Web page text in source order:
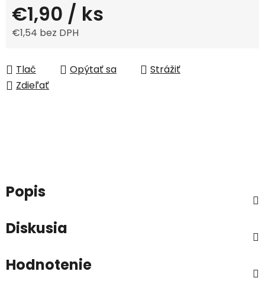
€1,90 / ks
€1,54 bez DPH
Tlač
Opýtať sa
Strážiť
Zdieľať
Popis
Diskusia
Hodnotenie